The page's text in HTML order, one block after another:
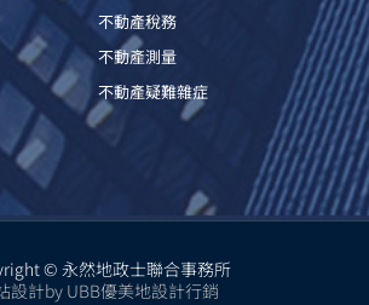
不動產稅務
不動產測量
不動產疑難雜症
© 永然地政士聯合事務所
設計by UBB優美地設計行銷